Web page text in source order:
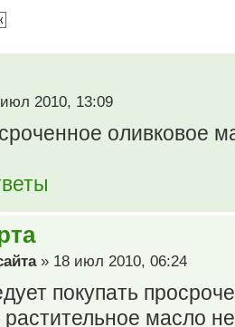
2010, 13:09
оливковое
» 18 июл 2010, 06:24
покупать
масло